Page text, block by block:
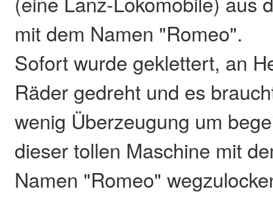
mit dem Namen "Romeo".
Sofort wurde geklettert, an
Räder gedreht und es
wenig Überzeugung um
dieser tollen Maschine mit
Namen "Romeo"